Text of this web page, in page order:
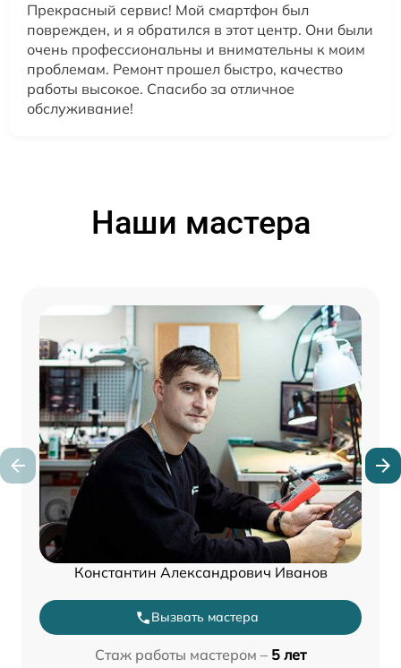
Прекрасный сервис! Мой смартфон был
поврежден, и я обратился в этот центр. Они были
очень профессиональны и внимательны к моим
проблемам. Ремонт прошел быстро, качество
работы высокое. Спасибо за отличное
обслуживание!
Наши мастера
Константин Александрович Иванов
Вызвать мастера
Стаж работы мастером – 5 лет